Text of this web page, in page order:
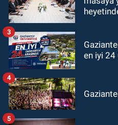
en iyi 24
3
4
5